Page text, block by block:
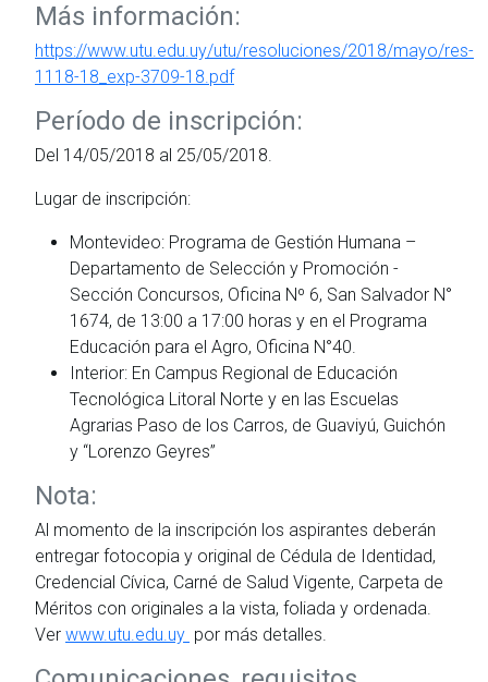
Más información:
https://www.utu.edu.uy/utu/resoluciones/2018/mayo/res-
1118-18_exp-3709-18.pdf
Período de inscripción:
Del 14/05/2018 al 25/05/2018.
Lugar de inscripción:
Montevideo: Programa de Gestión Humana –
Departamento de Selección y Promoción -
Sección Concursos, Oficina Nº 6, San Salvador N°
1674, de 13:00 a 17:00 horas y en el Programa
Educación para el Agro, Oficina N°40.
Interior: En Campus Regional de Educación
Tecnológica Litoral Norte y en las Escuelas
Agrarias Paso de los Carros, de Guaviyú, Guichón
y “Lorenzo Geyres”
Nota:
Al momento de la inscripción los aspirantes deberán
entregar fotocopia y original de Cédula de Identidad,
Credencial Cívica, Carné de Salud Vigente, Carpeta de
Méritos con originales a la vista, foliada y ordenada.
Ver www.utu.edu.uy por más detalles.